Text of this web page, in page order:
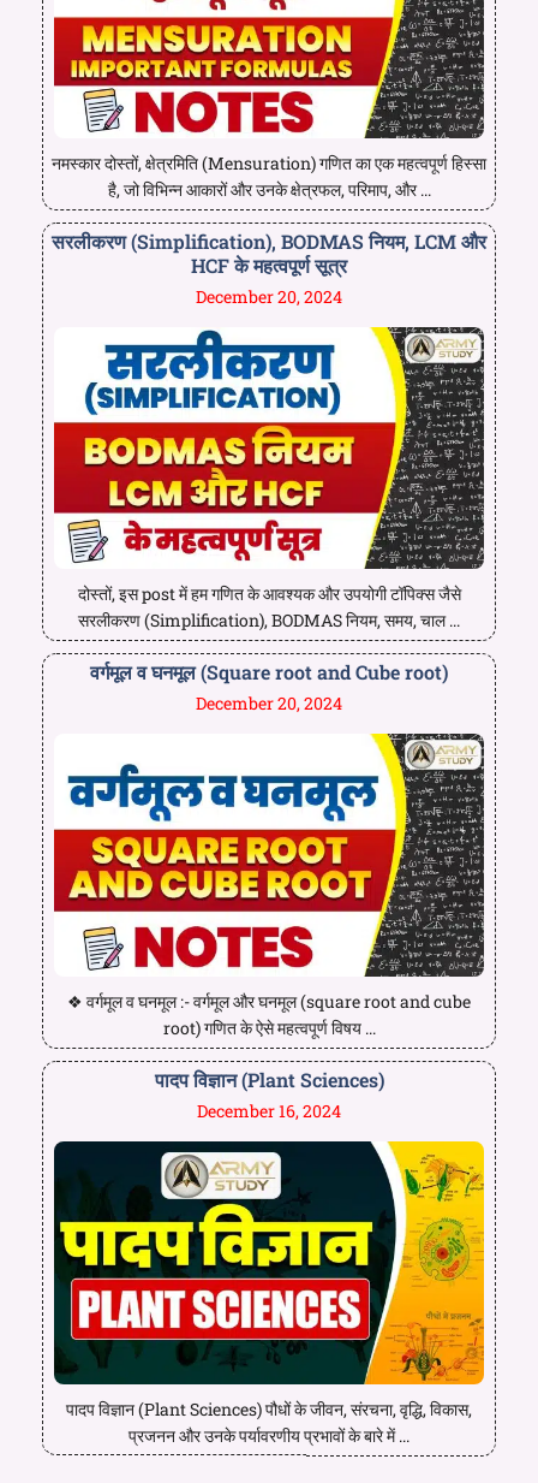
नमस्कार दोस्तों, क्षेत्रमिति (Mensuration) गणित का एक महत्वपूर्ण हिस्सा
है, जो विभिन्न आकारों और उनके क्षेत्रफल, परिमाप, और ...
सरलीकरण (Simplification), BODMAS नियम, LCM और
HCF के महत्वपूर्ण सूत्र
December 20, 2024
दोस्तों, इस post में हम गणित के आवश्यक और उपयोगी टॉपिक्स जैसे
सरलीकरण (Simplification), BODMAS नियम, समय, चाल ...
वर्गमूल व घनमूल (Square root and Cube root)
December 20, 2024
❖ वर्गमूल व घनमूल :- वर्गमूल और घनमूल (square root and cube
root) गणित के ऐसे महत्वपूर्ण विषय ...
पादप विज्ञान (Plant Sciences)
December 16, 2024
पादप विज्ञान (Plant Sciences) पौधों के जीवन, संरचना, वृद्धि, विकास,
प्रजनन और उनके पर्यावरणीय प्रभावों के बारे में ...